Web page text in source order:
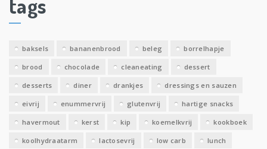
e
v
tags
baksels bananenbrood beleg borrelhapje
brood chocolade cleaneating dessert
desserts diner drankjes dressings en sauzen
eivrij enummervrij glutenvrij hartige snacks
havermout kerst kip koemelkvrij kookboek
koolhydraatarm lactosevrij low carb lunch